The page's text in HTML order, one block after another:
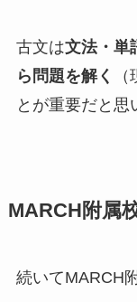
古文は文法・単
ら問題を解く
とが重要だと思
MARCH附属
続いてMARCH